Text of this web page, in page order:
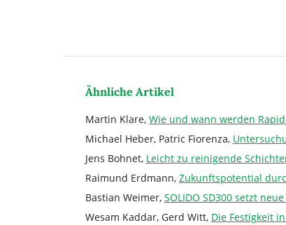
Ähnliche Artikel
Martin Klare, Wie und wann werden
Michael Heber, Patric Fiorenza,
Jens Bohnet, Leicht zu reinigende
Raimund Erdmann, Zukunftspotential
Bastian Weimer, SOLIDO SD300 setzt
Wesam Kaddar, Gerd Witt, Die Festigkeit